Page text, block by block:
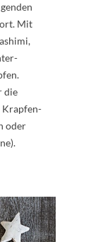
Mit
die
Krapfen-
oder